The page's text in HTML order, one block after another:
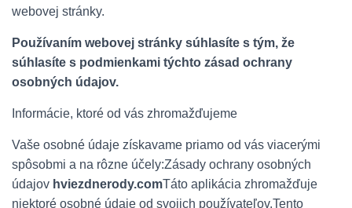
webovej stránky.
Používaním webovej stránky súhlasíte s tým, že
súhlasíte s podmienkami týchto zásad ochrany
osobných údajov.
Informácie, ktoré od vás zhromažďujeme
Vaše osobné údaje získavame priamo od vás viacerými
spôsobmi a na rôzne účely:Zásady ochrany osobných
údajov hviezdnerody.comTáto aplikácia zhromažďuje
niektoré osobné údaje od svojich používateľov.Tento